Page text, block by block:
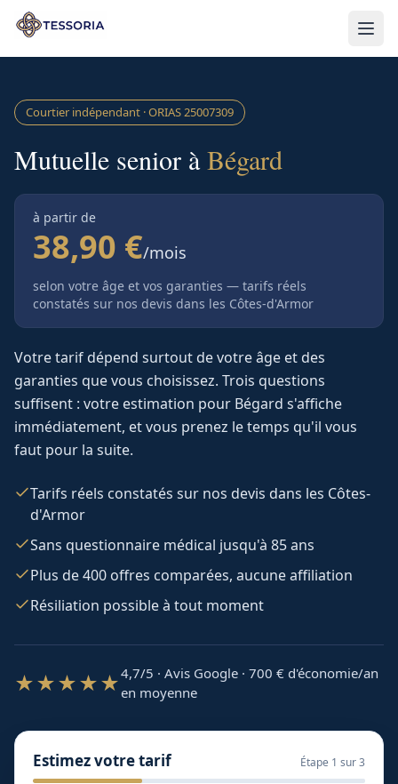
Aller au contenu principal
Courtier indépendant · ORIAS25007309
Mutuelle senior àBégard
à partir de
38,90 €/mois
selon votre âge et vos garanties — tarifs réels
constatés sur nos devis dans les Côtes-d'Armor
Votre tarif dépend surtout de votre âge et des
garanties que vous choisissez. Trois questions
suffisent : votre estimation pour Bégard s'affiche
immédiatement, et vous prenez le temps qu'il vous
faut pour la suite.
Tarifs réels constatés sur nos devis dans les Côtes-
d'Armor
Sans questionnaire médical jusqu'à 85 ans
Plus de 400 offres comparées, aucune affiliation
Résiliation possible à tout moment
★★★★★4,7/5 · Avis Google · 700 € d'économie/an
en moyenne
Estimez votre tarif Étape 1 sur 3